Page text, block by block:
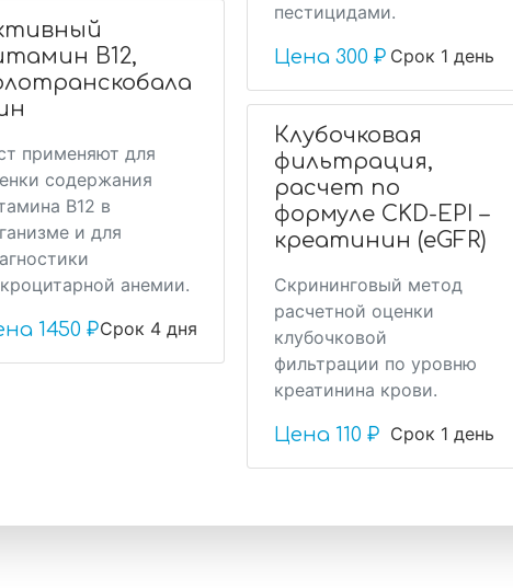
В12,
применяют для
содержания
В12 в
и для
анемии.
Срок 4 дня
1450 ₽
пестицидами.
Срок 1 день
Цена 300 ₽
Клубочковая
фильтрация,
расчет по
формуле CKD-EPI –
креатинин (eGFR)
Скрининговый метод
расчетной оценки
клубочковой
фильтрации по уровню
креатинина крови.
Срок 1 день
Цена 110 ₽